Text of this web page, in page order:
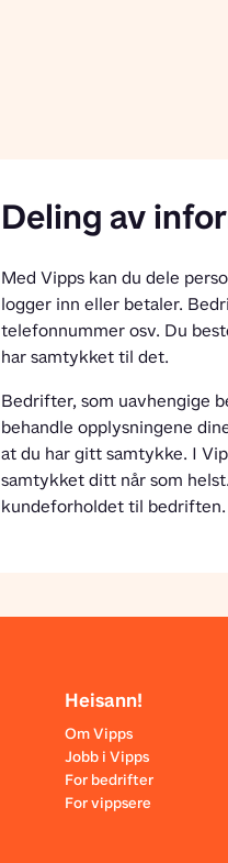
Deling av
Med Vipps kan du dele
logger inn eller betaler.
telefonnummer osv. Du
har samtykket til det.
Bedrifter, som uavhengige
behandle opplysningene
at du har gitt samtykke. I
samtykket ditt når som
kundeforholdet til
Heisann!
Om Vipps
Jobb i Vipps
For bedrifter
For vippsere